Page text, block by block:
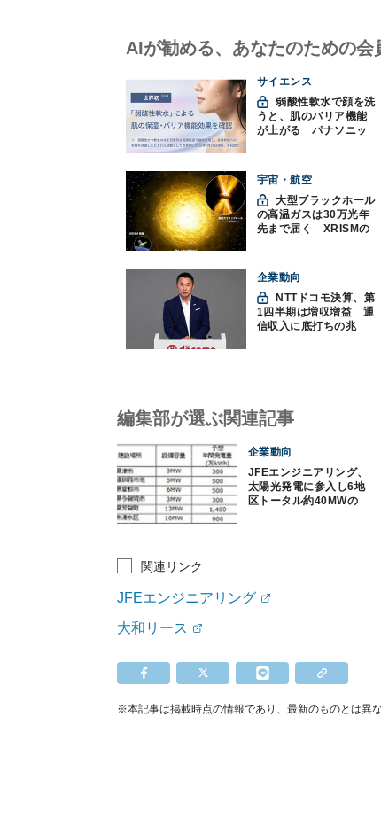
AIが勧める、あなたのための会
サイエンス
弱酸性軟水で顔を洗
うと、肌のバリア機能
が上がる パナソニッ
宇宙・航空
大型ブラックホール
の高温ガスは30万光年
先まで届く XRISMの
企業動向
1四半期は増収増益 通
信収入に底打ちの兆
編集部が選ぶ関連記事
企業動向
JFEエンジニアリング、
太陽光発電に参入し6地
区トータル約40MWの
関連リンク
JFEエンジニアリング
大和リース
※本記事は掲載時点の情報であり、最新のものとは異